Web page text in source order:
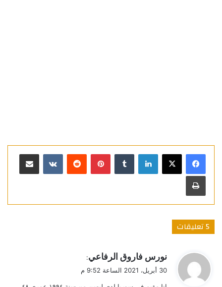
لينكدإن بينتيريست مشاركة عبر البريد
طباعة
‫5 تعليقات
ي
ق
نورس فاروق الرفاعي:
30 أبريل، 2021 الساعة 9:52 م